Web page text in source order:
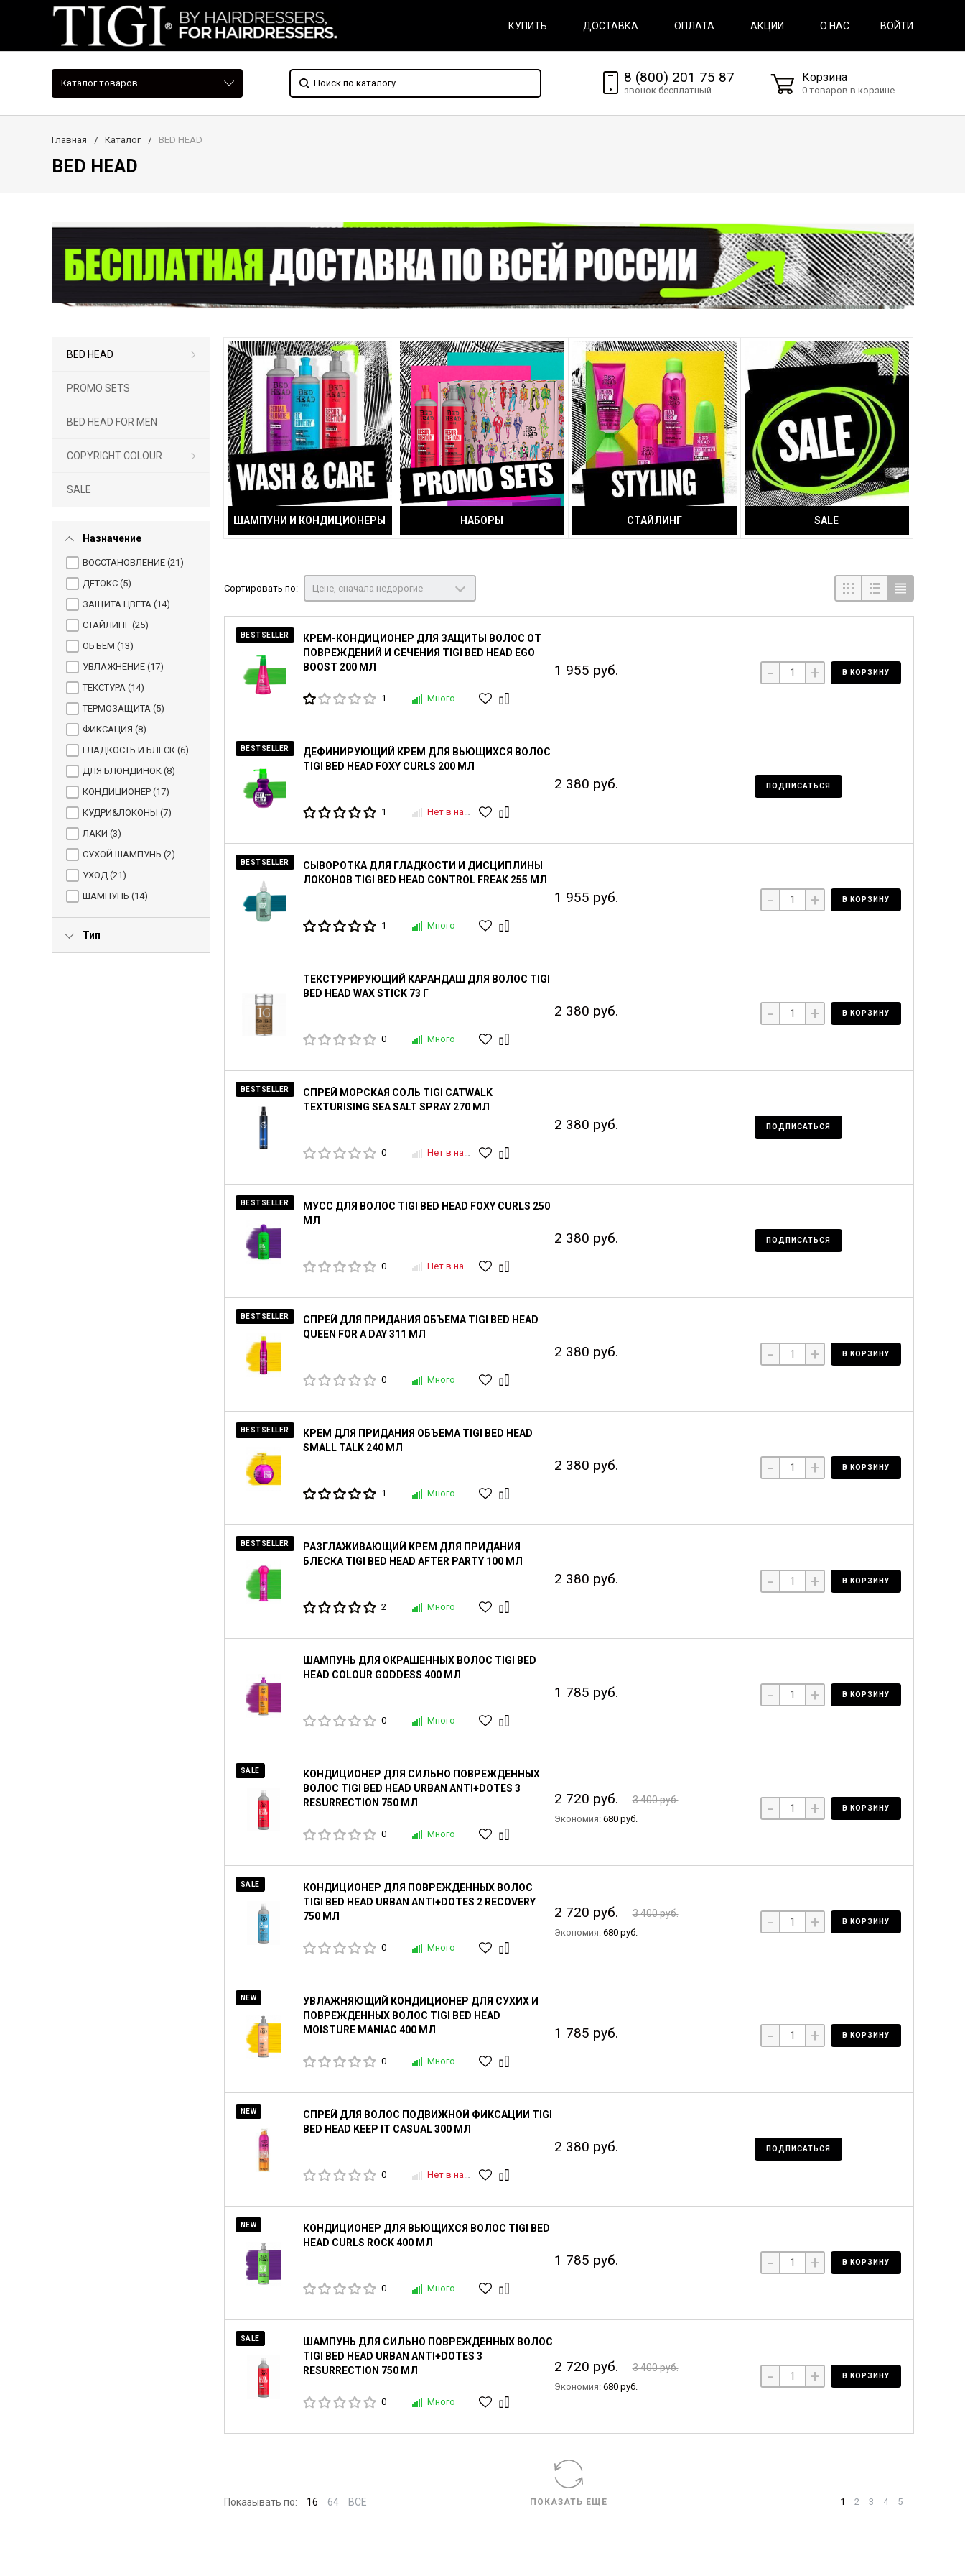
КУПИТЬ ДОСТАВКА ОПЛАТА АКЦИИ О НАС ВОЙТИ
Каталог товаров 8 (800) 201 75 87
звонок бесплатный
Корзина
0 товаров в корзине
Главная Каталог BED HEAD
BED HEAD
BED HEAD
PROMO SETS
BED HEAD FOR MEN
COPYRIGHT COLOUR
SALE
Назначение
ВОССТАНОВЛЕНИЕ (21)
ДЕТОКС (5)
ЗАЩИТА ЦВЕТА (14)
СТАЙЛИНГ (25)
ОБЪЕМ (13)
УВЛАЖНЕНИЕ (17)
ТЕКСТУРА (14)
ТЕРМОЗАЩИТА (5)
ФИКСАЦИЯ (8)
ГЛАДКОСТЬ И БЛЕСК (6)
ДЛЯ БЛОНДИНОК (8)
КОНДИЦИОНЕР (17)
КУДРИ&ЛОКОНЫ (7)
ЛАКИ (3)
СУХОЙ ШАМПУНЬ (2)
УХОД (21)
ШАМПУНЬ (14)
Тип
ШАМПУНИ И КОНДИЦИОНЕРЫ НАБОРЫ СТАЙЛИНГ SALE
Сортировать по: Цене, сначала недорогие
BESTSELLER
КРЕМ-КОНДИЦИОНЕР ДЛЯ ЗАЩИТЫ ВОЛОС ОТ
ПОВРЕЖДЕНИЙ И СЕЧЕНИЯ TIGI BED HEAD EGO
BOOST 200 МЛ
1 Много
1 955 руб. - + В КОРЗИНУ
BESTSELLER
ДЕФИНИРУЮЩИЙ КРЕМ ДЛЯ ВЬЮЩИХСЯ ВОЛОС
TIGI BED HEAD FOXY CURLS 200 МЛ
1 Нет в наличии
2 380 руб. ПОДПИСАТЬСЯ
BESTSELLER
СЫВОРОТКА ДЛЯ ГЛАДКОСТИ И ДИСЦИПЛИНЫ
ЛОКОНОВ TIGI BED HEAD CONTROL FREAK 255 МЛ
1 Много
1 955 руб. - + В КОРЗИНУ
ТЕКСТУРИРУЮЩИЙ КАРАНДАШ ДЛЯ ВОЛОС TIGI
BED HEAD WAX STICK 73 Г
0 Много
2 380 руб. - + В КОРЗИНУ
BESTSELLER
СПРЕЙ МОРСКАЯ СОЛЬ TIGI CATWALK
TEXTURISING SEA SALT SPRAY 270 МЛ
0 Нет в наличии
2 380 руб. ПОДПИСАТЬСЯ
BESTSELLER
МУСС ДЛЯ ВОЛОС TIGI BED HEAD FOXY CURLS 250
МЛ
0 Нет в наличии
2 380 руб. ПОДПИСАТЬСЯ
BESTSELLER
СПРЕЙ ДЛЯ ПРИДАНИЯ ОБЪЕМА TIGI BED HEAD
QUEEN FOR A DAY 311 МЛ
0 Много
2 380 руб. - + В КОРЗИНУ
BESTSELLER
КРЕМ ДЛЯ ПРИДАНИЯ ОБЪЕМА TIGI BED HEAD
SMALL TALK 240 МЛ
1 Много
2 380 руб. - + В КОРЗИНУ
BESTSELLER
РАЗГЛАЖИВАЮЩИЙ КРЕМ ДЛЯ ПРИДАНИЯ
БЛЕСКА TIGI BED HEAD AFTER PARTY 100 МЛ
2 Много
2 380 руб. - + В КОРЗИНУ
ШАМПУНЬ ДЛЯ ОКРАШЕННЫХ ВОЛОС TIGI BED
HEAD COLOUR GODDESS 400 МЛ
0 Много
1 785 руб. - + В КОРЗИНУ
SALE
КОНДИЦИОНЕР ДЛЯ СИЛЬНО ПОВРЕЖДЕННЫХ
ВОЛОС TIGI BED HEAD URBAN ANTI+DOTES 3
RESURRECTION 750 МЛ
0 Много
2 720 руб. 3 400 руб.
Экономия: 680 руб. - + В КОРЗИНУ
SALE
КОНДИЦИОНЕР ДЛЯ ПОВРЕЖДЕННЫХ ВОЛОС
TIGI BED HEAD URBAN ANTI+DOTES 2 RECOVERY
750 МЛ
0 Много
2 720 руб. 3 400 руб.
Экономия: 680 руб. - + В КОРЗИНУ
NEW
УВЛАЖНЯЮЩИЙ КОНДИЦИОНЕР ДЛЯ СУХИХ И
ПОВРЕЖДЕННЫХ ВОЛОС TIGI BED HEAD
MOISTURE MANIAC 400 МЛ
0 Много
1 785 руб. - + В КОРЗИНУ
NEW
СПРЕЙ ДЛЯ ВОЛОС ПОДВИЖНОЙ ФИКСАЦИИ TIGI
BED HEAD KEEP IT CASUAL 300 МЛ
0 Нет в наличии
2 380 руб. ПОДПИСАТЬСЯ
NEW
КОНДИЦИОНЕР ДЛЯ ВЬЮЩИХСЯ ВОЛОС TIGI BED
HEAD CURLS ROCK 400 МЛ
0 Много
1 785 руб. - + В КОРЗИНУ
SALE
ШАМПУНЬ ДЛЯ СИЛЬНО ПОВРЕЖДЕННЫХ ВОЛОС
TIGI BED HEAD URBAN ANTI+DOTES 3
RESURRECTION 750 МЛ
0 Много
2 720 руб. 3 400 руб.
Экономия: 680 руб. - + В КОРЗИНУ
Показывать по: 16 64 ВСЕ ПОКАЗАТЬ ЕЩЕ 1 2 3 4 5